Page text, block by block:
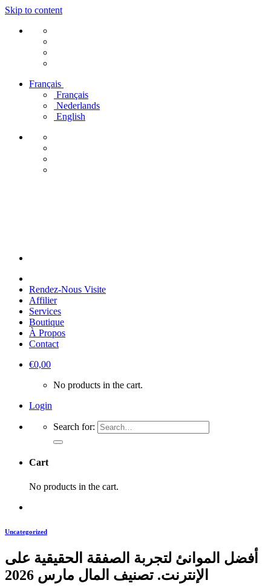
Skip to content
Français
Français
Nederlands
English
Rendez-Nous Visite
Affilier
Services
Boutique
À Propos
Contact
€0,00
No products in the cart.
Login
Search for:
Cart
No products in the cart.
Uncategorized
أفضل الموانئ لتجربة الصفقة الحقيقية على
الإنترنت. تصنيف المال مارس 2026